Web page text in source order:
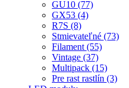
GU10 (77)
GX53 (4)
R7S (8)
Stmievateľné (73)
Filament (55)
Vintage (37)
Multipack (15)
Pre rast rastlín (3)